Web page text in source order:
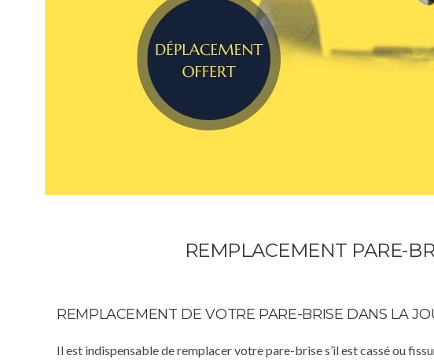
REMPLACEMENT PARE-
REMPLACEMENT DE VOTRE PARE-BRISE DANS LA
Il est indispensable de remplacer votre pare-brise s’il est cassé ou